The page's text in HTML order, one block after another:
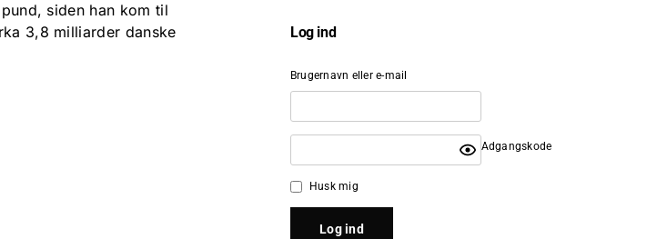
siden han kom til
3,8 milliarder danske
Log ind
Brugernavn eller e-mail
Adgangskode
Husk mig